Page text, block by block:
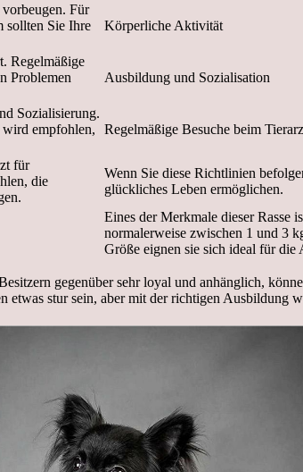
Für
sollten Sie Ihre
Körperliche Aktivität
Regelmäßige
Problemen
Ausbildung und Sozialisation
Sozialisierung.
wird empfohlen,
Regelmäßige Besuche beim
für
die
Wenn Sie diese Richtlinien
glückliches Leben ermöglichen.
Eines der Merkmale dieser Rasse
normalerweise zwischen 1 und 3
Größe eignen sie sich ideal für
gegenüber sehr loyal und anhänglich,
stur sein, aber mit der richtigen Ausbildung